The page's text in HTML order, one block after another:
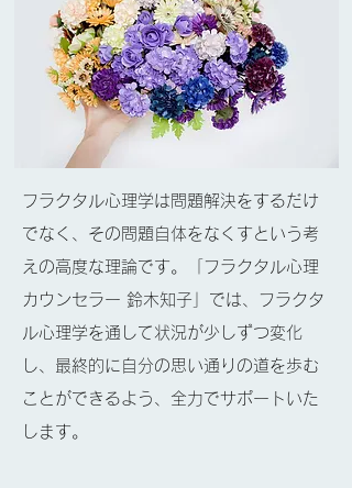
フラクタル心理学は問題解決をするだけ
でなく、その問題自体をなくすという考
えの高度な理論です。「フラクタル心理
カウンセラー 鈴木知子」では、フラクタ
ル心理学を通して状況が少しずつ変化
し、最終的に自分の思い通りの道を歩む
ことができるよう、全力でサポートいた
します。